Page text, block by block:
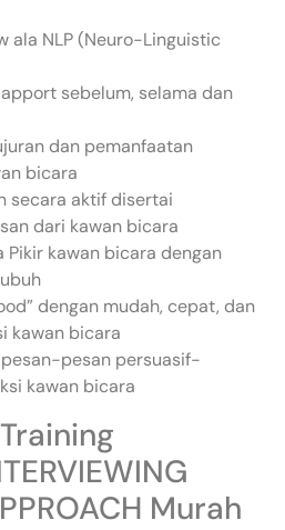
ala NLP (Neuro-Linguistic
sebelum, selama dan
dan pemanfaatan
bicara
secara aktif disertai
dari kawan bicara
Pikir kawan bicara dengan
dengan mudah, cepat, dan
kawan bicara
pesan-pesan persuasif-
kawan bicara
Murah